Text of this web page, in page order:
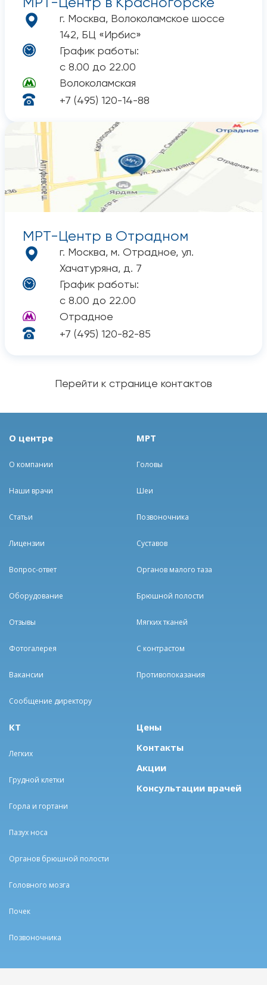
МРТ-Центр в Красногорске
г. Москва, Волоколамское шоссе
142, БЦ «Ирбис»
График работы:
с 8.00 до 22.00
Волоколамская
+7 (495) 120-14-88
МРТ-Центр в Отрадном
г. Москва, м. Отрадное, ул.
Хачатуряна, д. 7
График работы:
с 8.00 до 22.00
Отрадное
+7 (495) 120-82-85
Перейти к странице контактов
О центре
О компании
Наши врачи
Статьи
Лицензии
Вопрос-ответ
Оборудование
Отзывы
Фотогалерея
Вакансии
Сообщение директору
МРТ
Головы
Шеи
Позвоночника
Суставов
Органов малого таза
Брюшной полости
Мягких тканей
С контрастом
Противопоказания
КТ
Легких
Грудной клетки
Горла и гортани
Пазух носа
Органов брюшной полости
Головного мозга
Почек
Позвоночника
Цены
Контакты
Акции
Консультации врачей